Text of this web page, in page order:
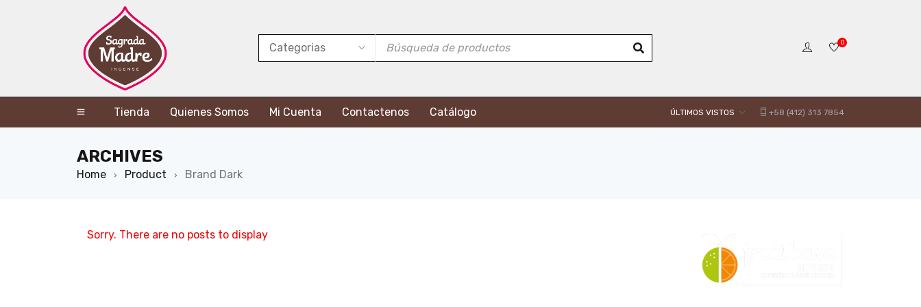
0
Tienda Quienes Somos Mi Cuenta Contactenos Catálogo +58 (412) 313 7854
ÚLTIMOS VISTOS
ARCHIVES
Home › Product › Brand Dark
Sorry. There are no posts to display